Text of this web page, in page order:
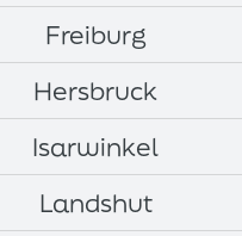
Freiburg
Hersbruck
Isarwinkel
Landshut